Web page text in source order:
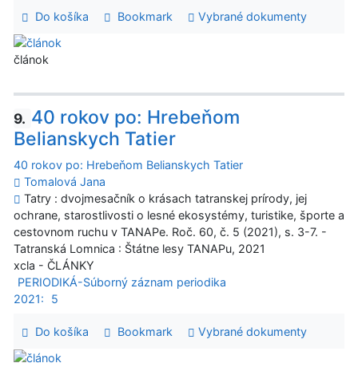
Do košíka Bookmark Vybrané dokumenty
článok
9. 40 rokov po: Hrebeňom
Belianskych Tatier
40 rokov po: Hrebeňom Belianskych Tatier
Tomalová Jana
Tatry : dvojmesačník o krásach tatranskej prírody, jej
ochrane, starostlivosti o lesné ekosystémy, turistike, športe a
cestovnom ruchu v TANAPe. Roč. 60, č. 5 (2021), s. 3-7. -
Tatranská Lomnica : Štátne lesy TANAPu, 2021
xcla - ČLÁNKY
PERIODIKÁ-Súborný záznam periodika
2021:
5
Do košíka Bookmark Vybrané dokumenty